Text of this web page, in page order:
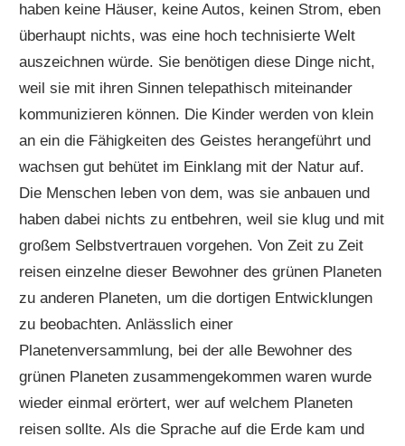
haben keine Häuser, keine Autos, keinen Strom, eben
überhaupt nichts, was eine hoch technisierte Welt
auszeichnen würde. Sie benötigen diese Dinge nicht,
weil sie mit ihren Sinnen telepathisch miteinander
kommunizieren können. Die Kinder werden von klein
an ein die Fähigkeiten des Geistes herangeführt und
wachsen gut behütet im Einklang mit der Natur auf.
Die Menschen leben von dem, was sie anbauen und
haben dabei nichts zu entbehren, weil sie klug und mit
großem Selbstvertrauen vorgehen. Von Zeit zu Zeit
reisen einzelne dieser Bewohner des grünen Planeten
zu anderen Planeten, um die dortigen Entwicklungen
zu beobachten. Anlässlich einer
Planetenversammlung, bei der alle Bewohner des
grünen Planeten zusammengekommen waren wurde
wieder einmal erörtert, wer auf welchem Planeten
reisen sollte. Als die Sprache auf die Erde kam und